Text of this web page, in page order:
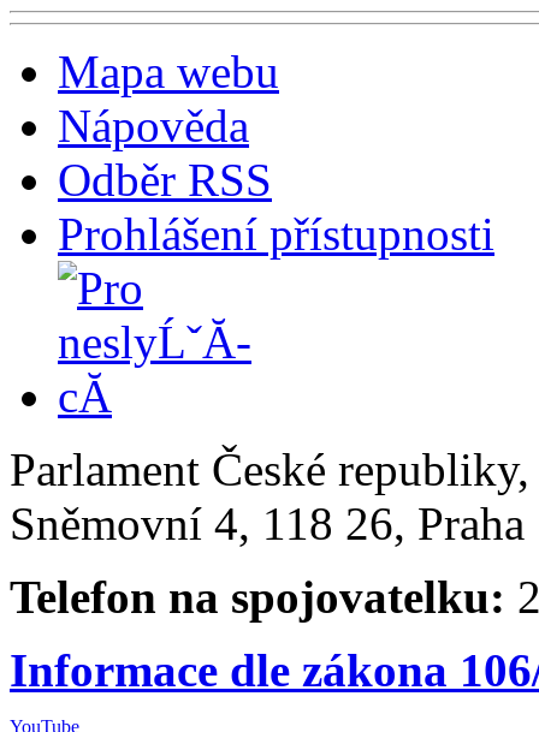
Mapa webu
Nápověda
Odběr RSS
Prohlášení přístupnosti
Parlament České
Sněmovní 4, 118 26,
Telefon na spojovatelku:
Informace dle zákona
YouTube